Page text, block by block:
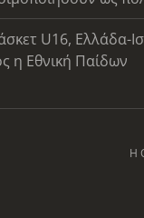
U16, Ελλάδα-
η Εθνική Παίδων
Η